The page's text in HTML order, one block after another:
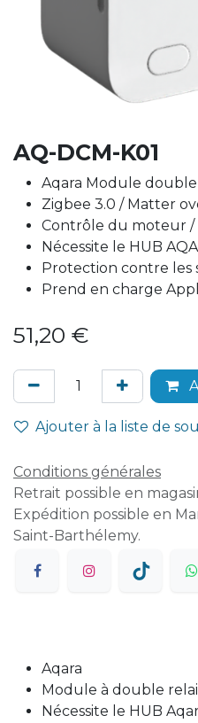
AQ-DCM-K01
Aqara Module double
Zigbee 3.0 / Matter
Contrôle du moteur /
Nécessite le HUB
Protection contre les
Prend en charge
51,20 €
Ajouter à la liste de
Conditions générales
Retrait possible en
Expédition possible en
Saint-Barthélemy.
Aqara
Module à double
Nécessite le HUB